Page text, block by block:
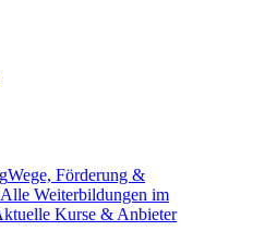
Wege, Förderung &
Alle Weiterbildungen im
Kurse & Anbieter